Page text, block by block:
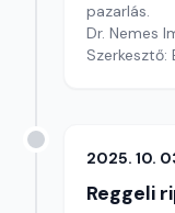
pazarlás.
Dr. Nemes
Szerkesztő:
2025. 10.
Reggeli